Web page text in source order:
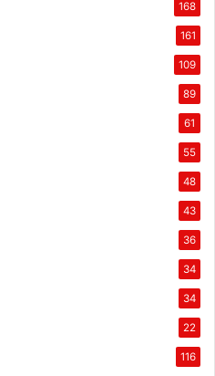
168
161
109
89
61
55
48
43
36
34
34
22
116